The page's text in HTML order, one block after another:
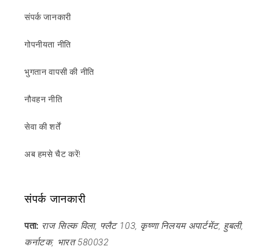
संपर्क जानकारी
गोपनीयता नीति
भुगतान वापसी की नीति
नौवहन नीति
सेवा की शर्तें
अब हमसे चैट करें!
संपर्क जानकारी
पता: राज सिल्क विला, फ्लैट 103, कृष्णा निलयम अपार्टमेंट, हुबली,
कर्नाटक, भारत 580032